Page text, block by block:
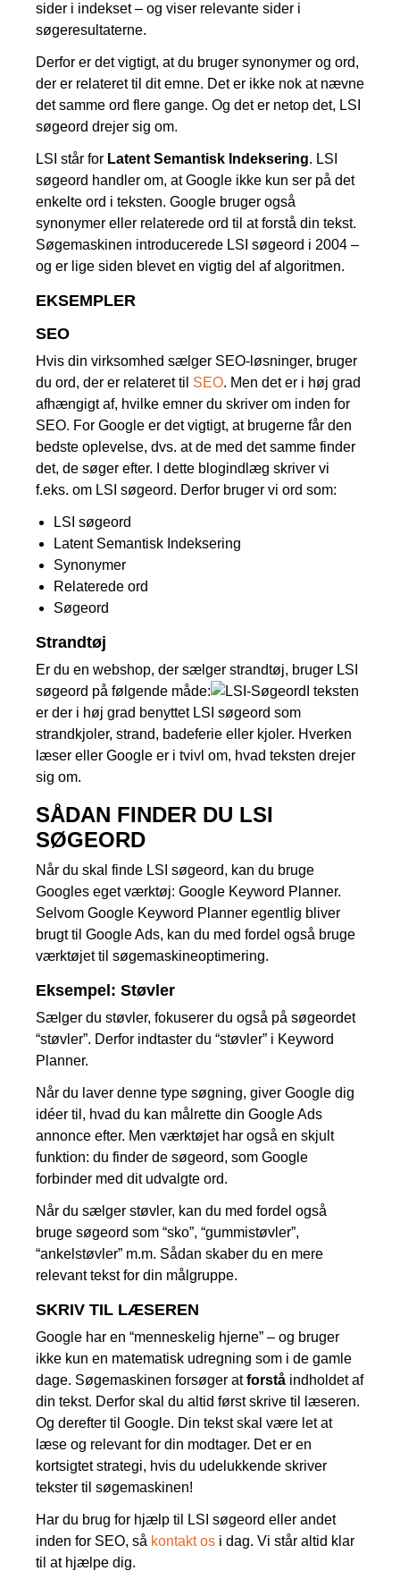
sider i indekset – og viser relevante sider i
søgeresultaterne.
Derfor er det vigtigt, at du bruger synonymer og ord,
der er relateret til dit emne. Det er ikke nok at nævne
det samme ord flere gange. Og det er netop det, LSI
søgeord drejer sig om.
LSI står for Latent Semantisk Indeksering. LSI
søgeord handler om, at Google ikke kun ser på det
enkelte ord i teksten. Google bruger også
synonymer eller relaterede ord til at forstå din tekst.
Søgemaskinen introducerede LSI søgeord i 2004 –
og er lige siden blevet en vigtig del af algoritmen.
EKSEMPLER
SEO
Hvis din virksomhed sælger SEO-løsninger, bruger
du ord, der er relateret til SEO. Men det er i høj grad
afhængigt af, hvilke emner du skriver om inden for
SEO. For Google er det vigtigt, at brugerne får den
bedste oplevelse, dvs. at de med det samme finder
det, de søger efter. I dette blogindlæg skriver vi
f.eks. om LSI søgeord. Derfor bruger vi ord som:
LSI søgeord
Latent Semantisk Indeksering
Synonymer
Relaterede ord
Søgeord
Strandtøj
Er du en webshop, der sælger strandtøj, bruger LSI
søgeord på følgende måde:
I teksten
er der i høj grad benyttet LSI søgeord som
strandkjoler, strand, badeferie eller kjoler. Hverken
læser eller Google er i tvivl om, hvad teksten drejer
sig om.
SÅDAN FINDER DU LSI
SØGEORD
Når du skal finde LSI søgeord, kan du bruge
Googles eget værktøj: Google Keyword Planner.
Selvom Google Keyword Planner egentlig bliver
brugt til Google Ads, kan du med fordel også bruge
værktøjet til søgemaskineoptimering.
Eksempel: Støvler
Sælger du støvler, fokuserer du også på søgeordet
“støvler”. Derfor indtaster du “støvler” i Keyword
Planner.
Når du laver denne type søgning, giver Google dig
idéer til, hvad du kan målrette din Google Ads
annonce efter. Men værktøjet har også en skjult
funktion: du finder de søgeord, som Google
forbinder med dit udvalgte ord.
Når du sælger støvler, kan du med fordel også
bruge søgeord som “sko”, “gummistøvler”,
“ankelstøvler” m.m. Sådan skaber du en mere
relevant tekst for din målgruppe.
SKRIV TIL LÆSEREN
Google har en “menneskelig hjerne” – og bruger
ikke kun en matematisk udregning som i de gamle
dage. Søgemaskinen forsøger atforstå indholdet af
din tekst. Derfor skal du altid først skrive til læseren.
Og derefter til Google. Din tekst skal være let at
læse og relevant for din modtager. Det er en
kortsigtet strategi, hvis du udelukkende skriver
tekster til søgemaskinen!
Har du brug for hjælp til LSI søgeord eller andet
inden for SEO, så kontakt os i dag. Vi står altid klar
til at hjælpe dig.